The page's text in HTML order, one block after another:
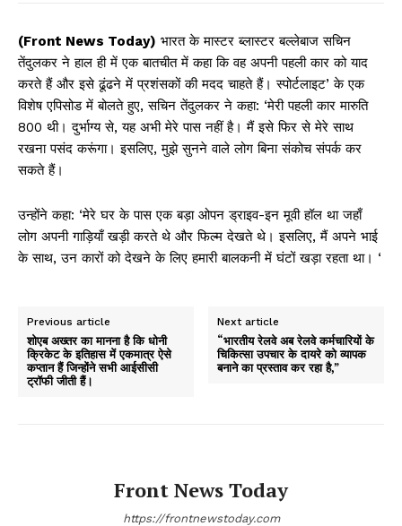
(Front News Today) भारत के मास्टर ब्लास्टर बल्लेबाज सचिन
तेंदुलकर ने हाल ही में एक बातचीत में कहा कि वह अपनी पहली कार को याद
करते हैं और इसे ढूंढने में प्रशंसकों की मदद चाहते हैं। स्पोर्टलाइट’ के एक
विशेष एपिसोड में बोलते हुए, सचिन तेंदुलकर ने कहा: ‘मेरी पहली कार मारुति
800 थी। दुर्भाग्य से, यह अभी मेरे पास नहीं है। मैं इसे फिर से मेरे साथ
रखना पसंद करूंगा। इसलिए, मुझे सुनने वाले लोग बिना संकोच संपर्क कर
सकते हैं।
उन्होंने कहा: ‘मेरे घर के पास एक बड़ा ओपन ड्राइव-इन मूवी हॉल था जहाँ
लोग अपनी गाड़ियाँ खड़ी करते थे और फिल्म देखते थे। इसलिए, मैं अपने भाई
के साथ, उन कारों को देखने के लिए हमारी बालकनी में घंटों खड़ा रहता था। ‘
Previous article
शोएब अख्तर का मानना ​​है कि धोनी
क्रिकेट के इतिहास में एकमात्र ऐसे
कप्तान हैं जिन्होंने सभी आईसीसी
ट्रॉफी जीती हैं।
Next article
“भारतीय रेलवे अब रेलवे कर्मचारियों के
चिकित्सा उपचार के दायरे को व्यापक
बनाने का प्रस्ताव कर रहा है,”
Front News Today
https://frontnewstoday.com